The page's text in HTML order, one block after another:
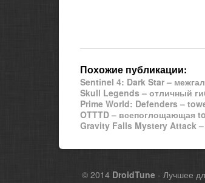
Похожие публикации:
Sentinel 4: Dark Star –
Skull Legends – отличный
Prime World: Defenders –
OTTTD – всепоглощающая
Gravity Falls Mystery Attack
© 2014 DroidTune- Лучшее